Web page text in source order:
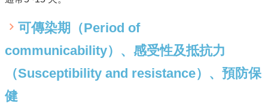
可傳染期（Period of
communicability）、感受性及抵抗力
（Susceptibility and resistance）、預防保
健